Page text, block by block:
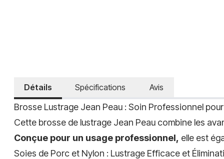
Détails Spécifications Avis
Brosse Lustrage Jean Peau : Soin Professionnel
Cette brosse de lustrage Jean Peau combine les
Conçue pour un usage professionnel, elle est
Soies de Porc et Nylon : Lustrage Efficace et